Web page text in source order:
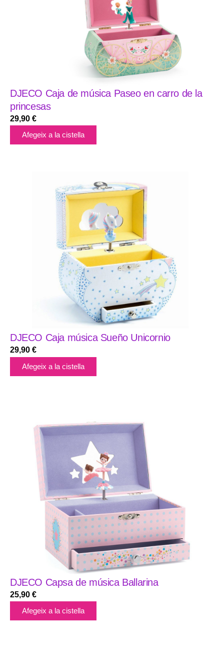
DJECO Caja de música Paseo en carro de la
princesas
29,90 €
Afegeix a la cistella
DJECO Caja música Sueño Unicornio
29,90 €
Afegeix a la cistella
DJECO Capsa de música Ballarina
25,90 €
Afegeix a la cistella